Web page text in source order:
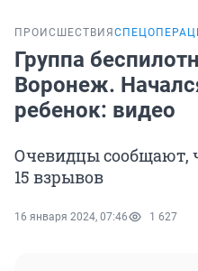
ПРОИСШЕСТВИЯ
Группа
Воронеж.
ребенок: видео
Очевидцы сообщают,
15 взрывов
16 января 2024, 07:46 1 627